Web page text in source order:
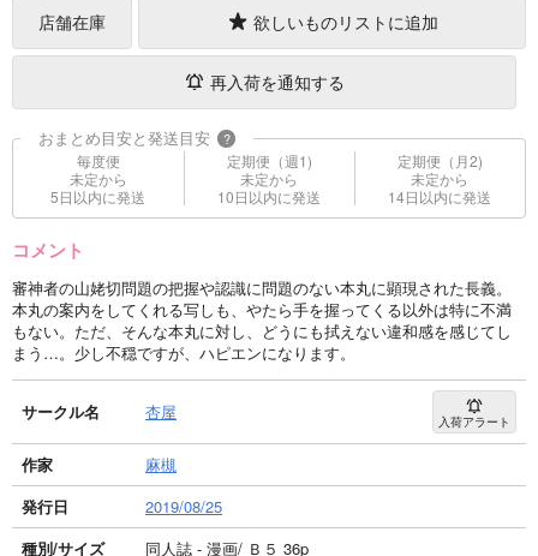
店舗在庫 欲しいものリストに追加
再入荷を通知する
おまとめ目安と発送目安 ?
毎度便
未定から
5日以内に発送
定期便（週1)
未定から
10日以内に発送
定期便（月2)
未定から
14日以内に発送
コメント
審神者の山姥切問題の把握や認識に問題のない本丸に顕現された長義。
本丸の案内をしてくれる写しも、やたら手を握ってくる以外は特に不満
もない。ただ、そんな本丸に対し、どうにも拭えない違和感を感じてし
まう…。少し不穏ですが、ハピエンになります。
サークル名 杏屋 入荷アラート
作家
麻槻
発行日
2019/08/25
種別/サイズ
同人誌 - 漫画/ Ｂ５ 36p